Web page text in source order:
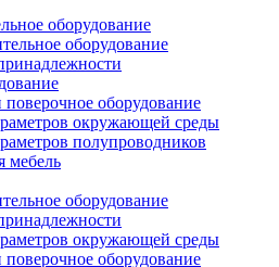
оборудование
оборудование
оборудование
окружающей среды
полупроводников
мебель
оборудование
окружающей среды
оборудование